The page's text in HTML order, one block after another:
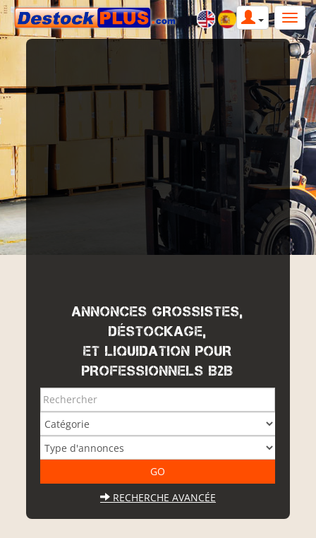
ANNONCES GROSSISTES,
DÉSTOCKAGE,
ET LIQUIDATION POUR
PROFESSIONNELS B2B
RECHERCHE AVANCÉE